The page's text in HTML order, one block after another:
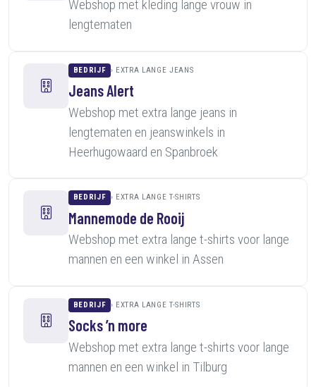
Webshop met kleding lange vrouw in
lengtematen
BEDRIJF EXTRA LANGE JEANS
Jeans Alert
Webshop met extra lange jeans in
lengtematen en jeanswinkels in
Heerhugowaard en Spanbroek
BEDRIJF EXTRA LANGE T-SHIRTS
Mannemode de Rooij
Webshop met extra lange t-shirts voor lange
mannen en een winkel in Assen
BEDRIJF EXTRA LANGE T-SHIRTS
Socks ’n more
Webshop met extra lange t-shirts voor lange
mannen en een winkel in Tilburg